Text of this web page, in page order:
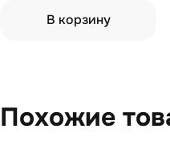
В корзину
Похожие